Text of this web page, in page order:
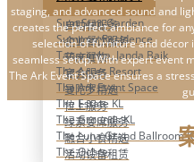
Six In The CIty
Sum Sum Garden
Summer Residence
Tanarimba, Janda Baik
The Acres Resort
The Ark Event Space
The Estate KL
The Grounds KL
The Luna Grand Ballroom
The Ochre
自助餐服务
企业餐饮服务
节庆餐饮
宴会服务
曼陀罗精选
位上服务
绿素宴席服务
融合小食精选
活动设备租赁
staging, and advanced sound and
creates the perfect ambiance for
selection of furniture and décor
seamless setup. With expert event
The Ark Event Space ensures a